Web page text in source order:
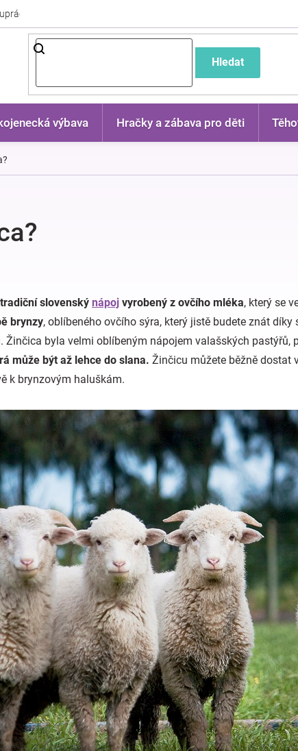
Hledat
výbava Hračky a zábava pro děti
tradiční slovenský nápoj vyrobený z ovčího mléka, který se
brynzy, oblíbeného ovčího sýra, který jistě budete znát
Žinčica byla velmi oblíbeným nápojem valašských pastýřů,
může být až lehce do slana. Žinčicu můžete běžně dostat
k brynzovým haluškám.